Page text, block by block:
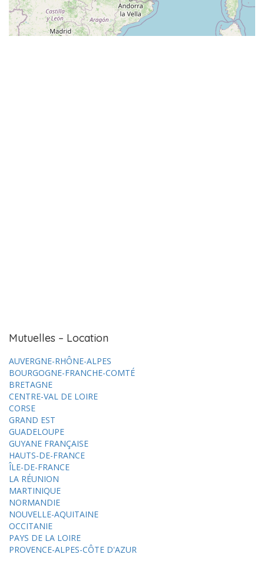
Mutuelles – Location
AUVERGNE-RHÔNE-ALPES
BOURGOGNE-FRANCHE-COMTÉ
BRETAGNE
CENTRE-VAL DE LOIRE
CORSE
GRAND EST
GUADELOUPE
GUYANE FRANÇAISE
HAUTS-DE-FRANCE
ÎLE-DE-FRANCE
LA RÉUNION
MARTINIQUE
NORMANDIE
NOUVELLE-AQUITAINE
OCCITANIE
PAYS DE LA LOIRE
PROVENCE-ALPES-CÔTE D'AZUR